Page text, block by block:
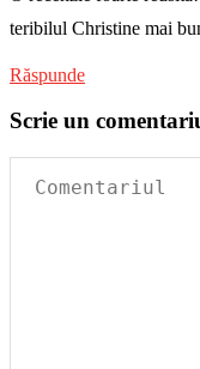
teribilul Christine mai
Răspunde
Scrie un